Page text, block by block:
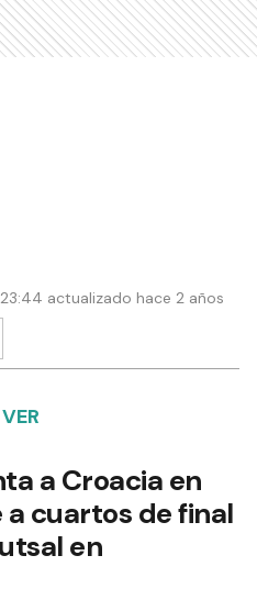
actualizado hace 2 años
a Croacia en
cuartos de final
en